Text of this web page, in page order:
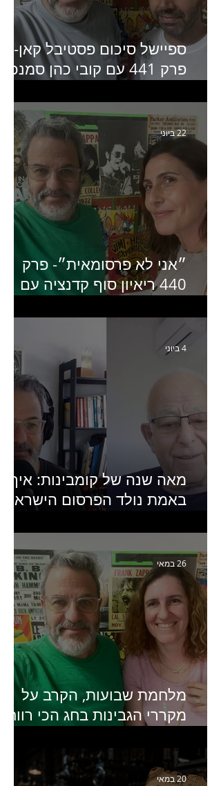
ספיישל סיכום פסטיבל קאן-
פרק 441 עם קובי כהן
״אני לא פרסומאית״- פרק
440 ריאיון סוף קדנציה עם
מנכ״לית באומן בר ריבנאי
22 ביוני
מאה שנה של קומבינות: איך
באמת נולד הפרסום
מחבר הספר "מסע פרסום:
פרקים בחיי הפרסום
4 ביוני
מלחמת שבועות, הקרב על
מקררי הגבינות בחג הכי רווחי
סמנכ״לית השיווק והמכירות
של מחלבות גד
26 במאי
20 במאי